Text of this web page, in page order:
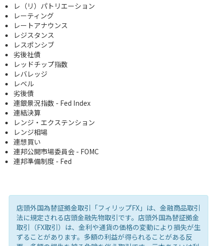
レ（リ）パトリエーション
レーティング
レートアナウンス
レジスタンス
レスポンシブ
劣後社債
レッドチップ指数
レバレッジ
レベル
劣後債
連銀景況指数 - Fed Index
連結決算
レンジ・エクステンション
レンジ相場
連想買い
連邦公開市場委員会 - FOMC
連邦準備制度 - Fed
店頭外国為替証拠金取引「フィリップFX」は、金融商品取引
法に規定される店頭金融先物取引です。店頭外国為替証拠金
取引（FX取引）は、金利や通貨の価格の変動により損失が生
ずることがあります。多額の利益が得られることがある反